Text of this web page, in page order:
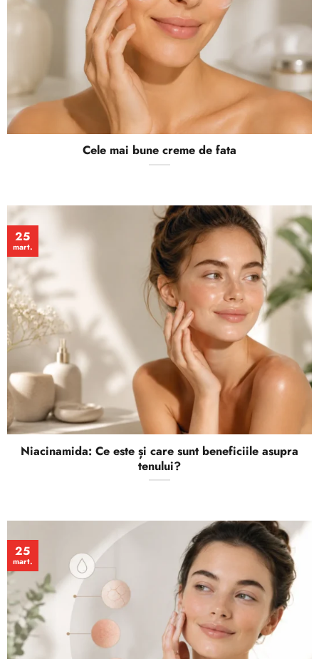
Cele mai bune creme de fata
Niacinamida: Ce este și care sunt beneficiile asupra
tenului?
25
mart.
25
mart.